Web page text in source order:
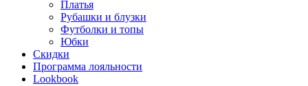
Платья
Рубашки и блузки
Футболки и топы
Юбки
Скидки
Программа лояльности
Lookbook